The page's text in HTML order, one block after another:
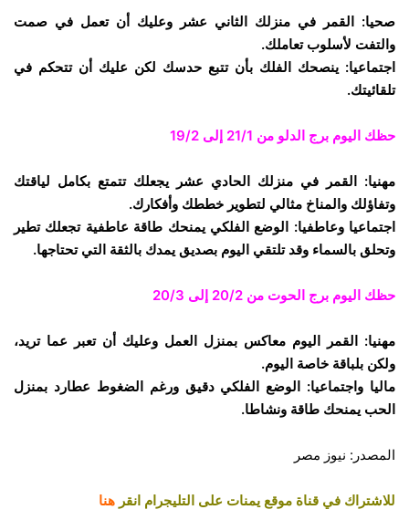
صحيا: القمر في منزلك الثاني عشر وعليك أن تعمل في صمت
والتفت لأسلوب تعاملك.
اجتماعيا: ينصحك الفلك بأن تتبع حدسك لكن عليك أن تتحكم في
تلقائيتك.
حظك اليوم برج الدلو من 21/1 إلى 19/2
مهنيا: القمر في منزلك الحادي عشر يجعلك تتمتع بكامل لياقتك
وتفاؤلك والمناخ مثالي لتطوير خططك وأفكارك.
اجتماعيا وعاطفيا: الوضع الفلكي يمنحك طاقة عاطفية تجعلك تطير
وتحلق بالسماء وقد تلتقي اليوم بصديق يمدك بالثقة التي تحتاجها.
حظك اليوم برج الحوت من 20/2 إلى 20/3
مهنيا: القمر اليوم معاكس بمنزل العمل وعليك أن تعبر عما تريد،
ولكن بلباقة خاصة اليوم.
ماليا واجتماعيا: الوضع الفلكي دقيق ورغم الضغوط عطارد بمنزل
الحب يمنحك طاقة ونشاطا.
المصدر: نيوز مصر
للاشتراك في قناة موقع يمنات على التليجرام انقر هنا